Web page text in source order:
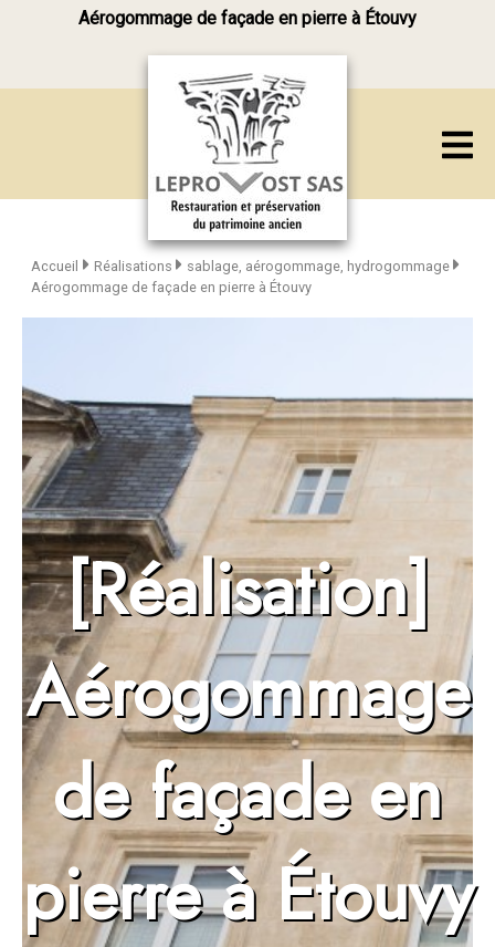
Aérogommage de façade en pierre à Étouvy
Accueil Réalisations
sablage, aérogommage, hydrogommage
Aérogommage de façade en pierre à Étouvy
[Réalisation]
Aérogommage
de façade en
pierre à Étouvy